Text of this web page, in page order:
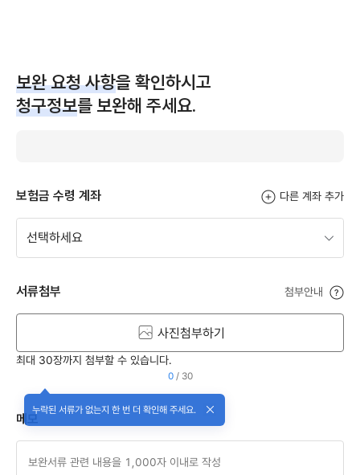
보완 요청 사항을 확인하시고
청구정보를 보완해 주세요.
보험금 수령 계좌 다른 계좌 추가
선택하세요
서류첨부 첨부안내
사진첨부하기
최대 30장까지 첨부할 수 있습니다.
0 30
누락된 서류가 없는지 한 번 더 확인해 주세요.
메모